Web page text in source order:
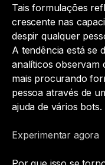
Tais formulações
crescente nas
despir qualquer
A tendência está se
analíticos observam
mais procurando
pessoa através de
ajuda de vários bots.
Experimentar agora